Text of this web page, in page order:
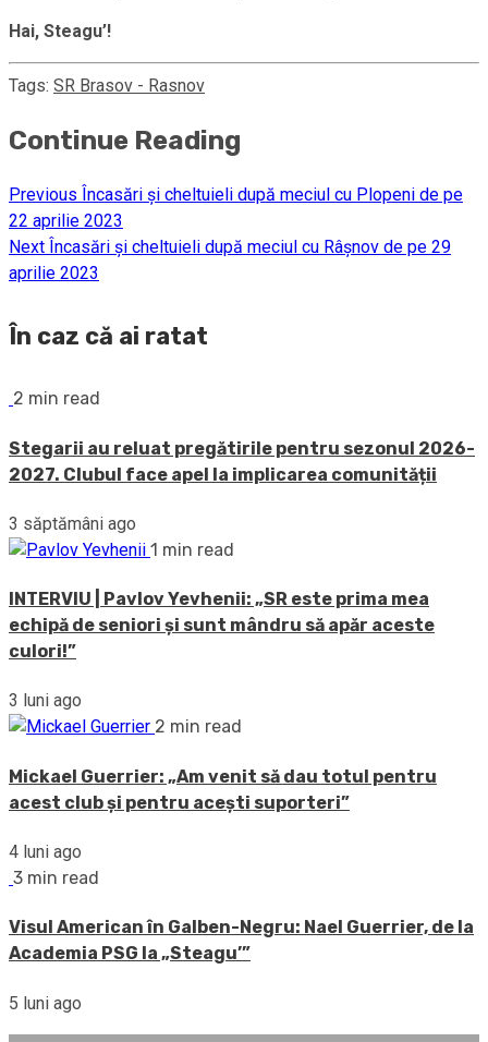
Hai, Steagu’!
Tags: SR Brasov - Rasnov
Continue Reading
Previous Încasări și cheltuieli după meciul cu Plopeni de pe
22 aprilie 2023
Next Încasări și cheltuieli după meciul cu Râșnov de pe 29
aprilie 2023
În caz că ai ratat
2 min read
Stegarii au reluat pregătirile pentru sezonul 2026-
2027. Clubul face apel la implicarea comunității
3 săptămâni ago
1 min read
INTERVIU | Pavlov Yevhenii: „SR este prima mea
echipă de seniori și sunt mândru să apăr aceste
culori!”
3 luni ago
2 min read
Mickael Guerrier: „Am venit să dau totul pentru
acest club și pentru acești suporteri”
4 luni ago
3 min read
Visul American în Galben-Negru: Nael Guerrier, de la
Academia PSG la „Steagu’”
5 luni ago